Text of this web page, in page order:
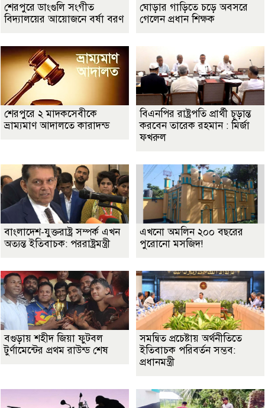
শেরপুরে ডাংগুলি সংগীত
বিদ্যালয়ের আয়োজনে বর্ষা বরণ
ঘোড়ার গাড়িতে চড়ে অবসরে
গেলেন প্রধান শিক্ষক
শেরপুরে ২ মাদকসেবীকে
ভ্রাম্যমাণ আদালতে কারাদন্ড
বিএনপির রাষ্ট্রপতি প্রার্থী চূড়ান্ত
করবেন তারেক রহমান : মির্জা
ফখরুল
বাংলাদেশ-যুক্তরাষ্ট্র সম্পর্ক এখন
অত্যন্ত ইতিবাচক: পররাষ্ট্রমন্ত্রী
এখনো অমলিন ২০০ বছরের
পুরোনো মসজিদ!
বগুড়ায় শহীদ জিয়া ফুটবল
টুর্ণামেন্টের প্রথম রাউন্ড শেষ
সমন্বিত প্রচেষ্টায় অর্থনীতিতে
ইতিবাচক পরিবর্তন সম্ভব:
প্রধানমন্ত্রী